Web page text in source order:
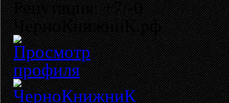
Репутация: +7/-0
ЧерноКнижниК.рф